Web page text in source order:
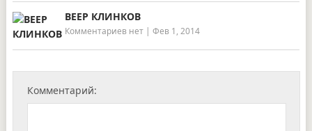
ВЕЕР КЛИНКОВ
Комментариев нет| Фев 1, 2014
Комментарий: